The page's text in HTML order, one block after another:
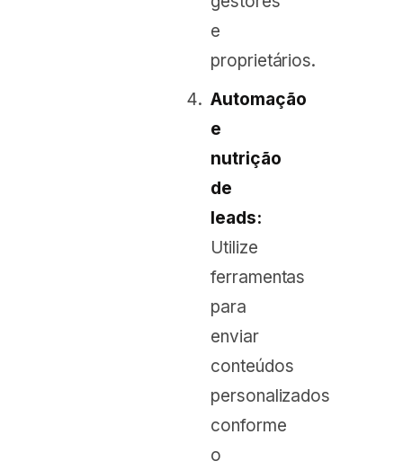
e
proprietários.
Automação
e
nutrição
de
leads:
Utilize
ferramentas
para
enviar
conteúdos
personalizados
conforme
o